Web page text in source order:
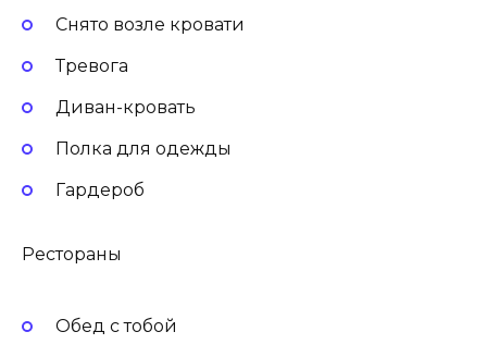
Снято возле кровати
Тревога
Диван-кровать
Полка для одежды
Гардероб
Рестораны
Обед с тобой